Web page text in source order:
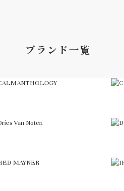
ブランド一覧